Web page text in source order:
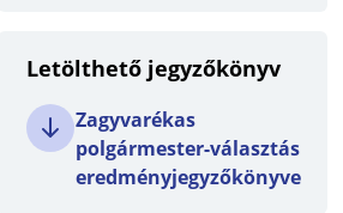
Letölthető jegyzőkönyv
Zagyvarékas
polgármester-választás
eredményjegyzőkönyve